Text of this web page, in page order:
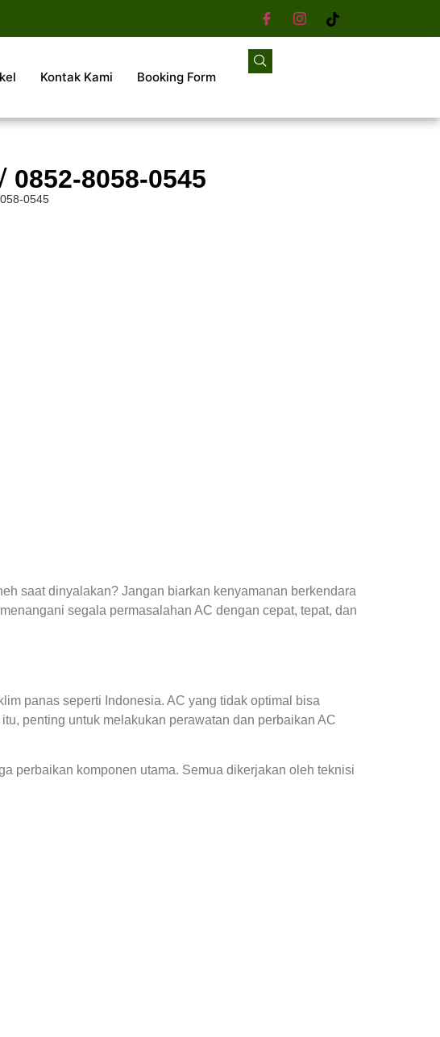
Kontak Kami Booking Form
8058-0545
0545
saat dinyalakan? Jangan biarkan kenyamanan berkendara
segala permasalahan AC dengan cepat, tepat, dan
panas seperti Indonesia. AC yang tidak optimal bisa
penting untuk melakukan perawatan dan perbaikan AC
perbaikan komponen utama. Semua dikerjakan oleh teknisi